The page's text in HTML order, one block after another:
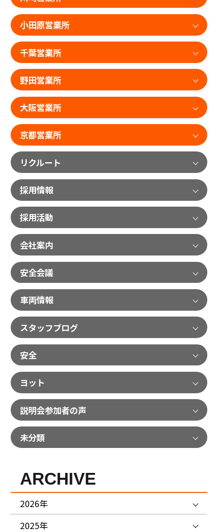
小田原営業所
千葉営業所
野田営業所
大阪営業所
京都営業所
リクルート
採用情報
採用活動
会社案内
安全会議
車両情報
スタッフブログ
安全
ヨット
説明会参加者の声
未分類
ARCHIVE
2026年
2025年